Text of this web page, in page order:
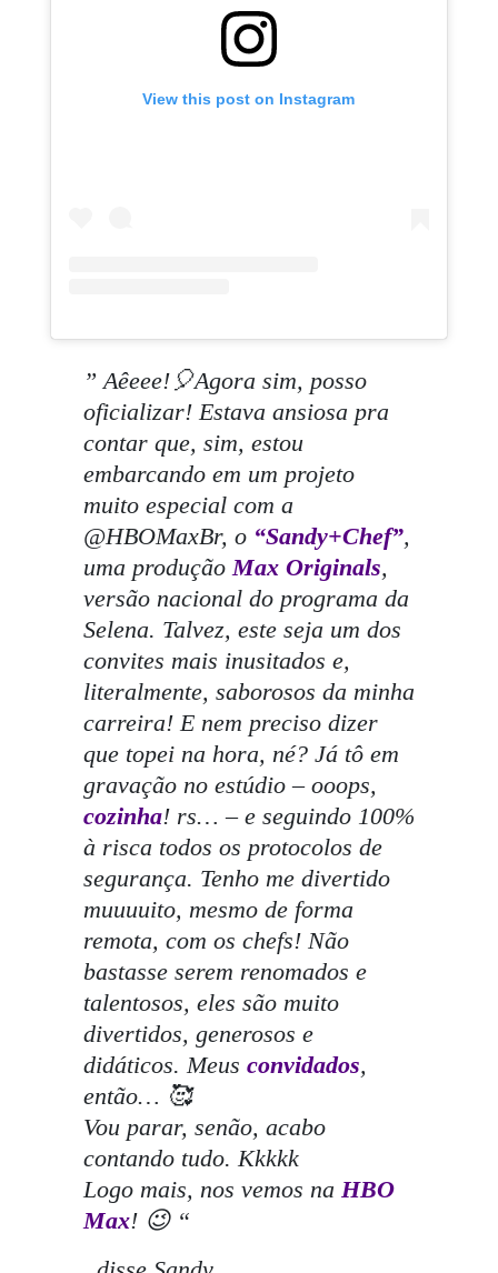
View this post on Instagram
” Aêeee!🎈Agora sim, posso
oficializar! Estava ansiosa pra
contar que, sim, estou
embarcando em um projeto
muito especial com a
@HBOMaxBr, o “Sandy+Chef”,
uma produçãoMax Originals,
versão nacional do programa da
Selena. Talvez, este seja um dos
convites mais inusitados e,
literalmente, saborosos da minha
carreira! E nem preciso dizer
que topei na hora, né? Já tô em
gravação no estúdio – ooops,
cozinha! rs… – e seguindo 100%
à risca todos os protocolos de
segurança. Tenho me divertido
muuuuito, mesmo de forma
remota, com os chefs! Não
bastasse serem renomados e
talentosos, eles são muito
divertidos, generosos e
didáticos. Meus convidados,
então… 🥰
Vou parar, senão, acabo
contando tudo. Kkkkk
Logo mais, nos vemos na HBO
Max! 😉 “